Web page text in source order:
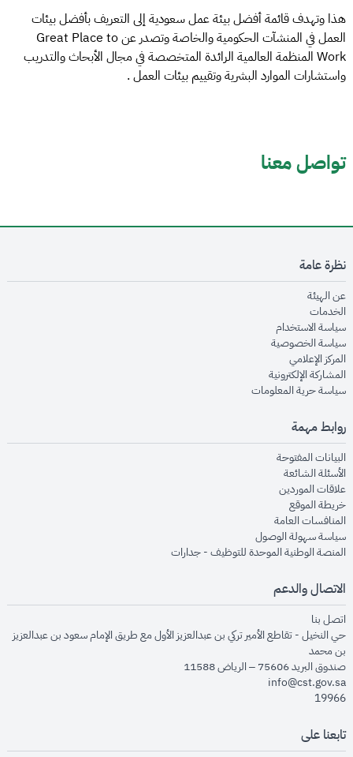
هذا وتهدف قائمة أفضل بيئة عمل سعودية إلى التعريف بأفضل بيئات
العمل في المنشآت الحكومية والخاصة وتصدر عن Great Place to
Work المنظمة العالمية الرائدة المتخصصة في مجال الأبحاث والتدريب
واستشارات الموارد البشرية وتقييم بيئات العمل .
تواصل معنا
نظرة عامة
عن الهيئةopens in new window
الخدماتopens in new window
سياسة الاستخدام
سياسة الخصوصيةopens in new window
المركز الإعلاميopens in new window
المشاركة الإلكترونيةopens in new window
سياسة حرية المعلوماتopens in new window
روابط مهمة
البيانات المفتوحةopens in new window
الأسئلة الشائعةopens in new window
علاقات الموردينopens in new window
خريطة الموقعopens in new window
المنافسات العامةopens in new window
سياسة سهولة الوصولopens in new window
المنصة الوطنية الموحدة للتوظيف - جداراتopens in new window
الاتصال والدعم
اتصل بنا
حي النخيل - تقاطع الأمير تركي بن عبدالعزيز الأول مع طريق الإمام سعود بن عبدالعزيز
بن محمد
صندوق البريد 75606 – الرياض 11588
info@cst.gov.sa
19966
تابعنا على